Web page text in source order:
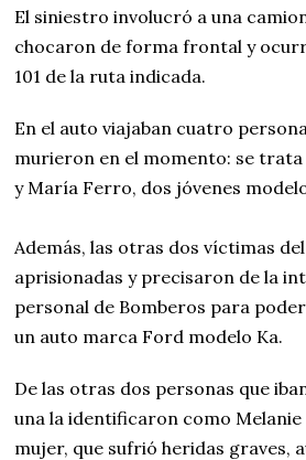
El siniestro involucró a una
chocaron de forma frontal y
101 de la ruta indicada.
En el auto viajaban cuatro
murieron en el momento: se
y María Ferro, dos jóvenes
Además, las otras dos víctimas
aprisionadas y precisaron de la
personal de Bomberos para
un auto marca Ford modelo Ka.
De las otras dos personas que
una la identificaron como
mujer, que sufrió heridas graves,